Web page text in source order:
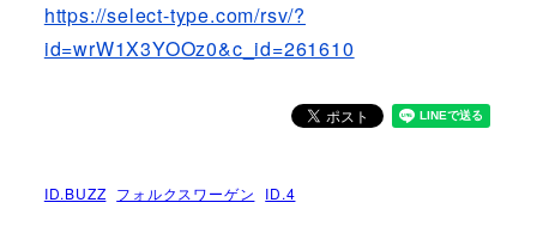
https://select-type.com/rsv/?
id=wrW1X3YOOz0&c_id=261610
ID.BUZZ フォルクスワーゲン ID.4